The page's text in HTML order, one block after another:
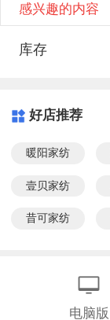
感兴趣的内容
库存
好店推荐
暖阳家纺
壹贝家纺
昔可家纺
电脑版